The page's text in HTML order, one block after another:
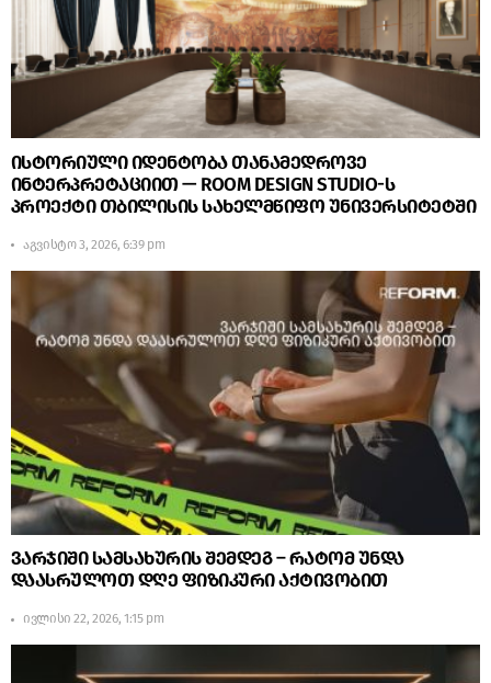
ისტორიული იდენტობა თანამედროვე
ინტერპრეტაციით — ROOM DESIGN STUDIO-ს
პროექტი თბილისის სახელმწიფო უნივერსიტეტში
აგვისტო 3, 2026, 6:39 pm
ვარჯიში სამსახურის შემდეგ – რატომ უნდა
დაასრულოთ დღე ფიზიკური აქტივობით
ივლისი 22, 2026, 1:15 pm